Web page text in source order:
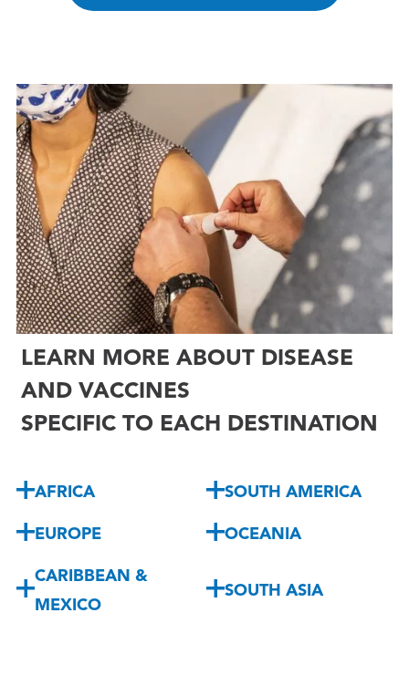
LEARN MORE ABOUT DISEASE
AND VACCINES
SPECIFIC TO EACH DESTINATION
AFRICA SOUTH AMERICA
EUROPE OCEANIA
CARIBBEAN &
MEXICO
SOUTH ASIA